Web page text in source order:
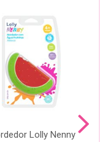
Lolly Nenny